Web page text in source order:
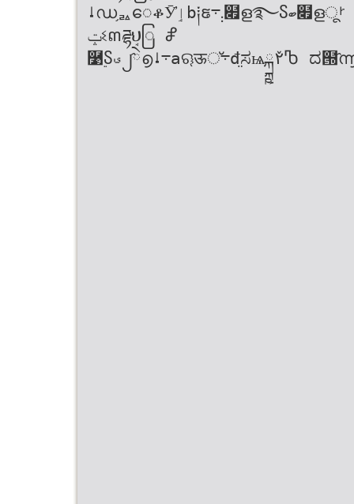
ࡹഡ֥ᇗေቆӮ҆ٳb༐ຬ܄܋໏ള࿐ჽބ໏ളࡲू ๝ൈष๙ཌഈൌൈᆰѬđ་ႄ
ݓଽຓཌྷܱህြ Ⴥ
࿹࣮ჽࣉ၂ེ҄൭܋ࡹaୠऊ܋്đ࡙ಸѩྐྵ۲ٚႪ ದ๝҄൬ुb